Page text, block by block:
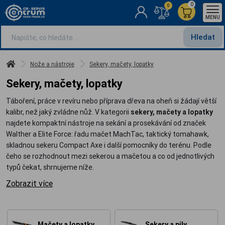
Hledat
0
0
MENU
Nože a nástroje Sekery, mačety, lopatky
Sekery, mačety, lopatky
Táboření, práce v revíru nebo příprava dřeva na oheň si žádají větší
kalibr, než jaký zvládne nůž. V kategorii sekery, mačety a lopatky
najdete kompaktní nástroje na sekání a prosekávání od značek
Walther a Elite Force: řadu mačet MachTac, taktický tomahawk,
skladnou sekeru Compact Axe i další pomocníky do terénu. Podle
čeho se rozhodnout mezi sekerou a mačetou a co od jednotlivých
typů čekat, shrnujeme níže.
Zobrazit více